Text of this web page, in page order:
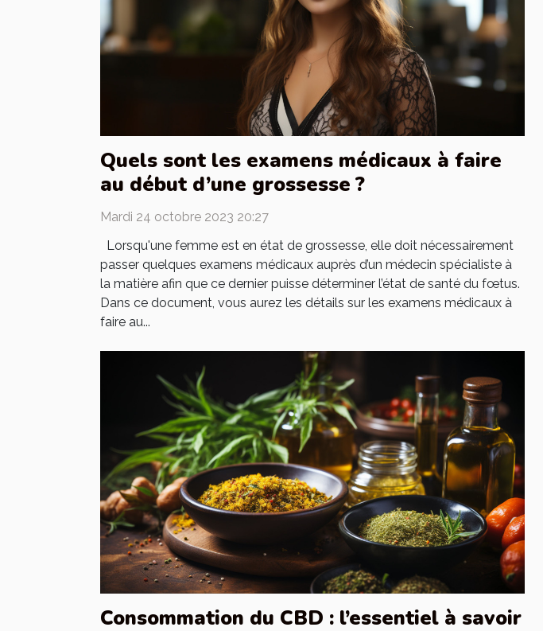
Quels sont les examens médicaux à faire
au début d’une grossesse ?
Mardi 24 octobre 2023 20:27
Lorsqu'une femme est en état de grossesse, elle doit nécessairement
passer quelques examens médicaux auprès d’un médecin spécialiste à
la matière afin que ce dernier puisse déterminer l’état de santé du fœtus.
Dans ce document, vous aurez les détails sur les examens médicaux à
faire au...
Consommation du CBD : l’essentiel à savoir